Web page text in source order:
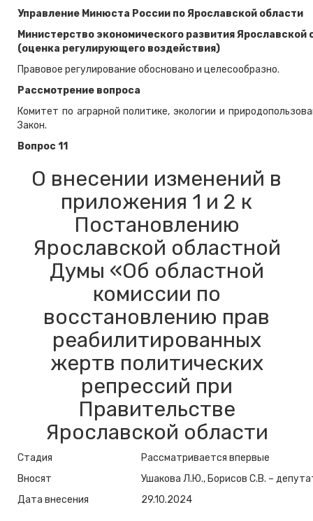
Управление Минюста России по Ярославской области
Министерство экономического развития Ярославской
(оценка регулирующего воздействия)
Правовое регулирование обосновано и целесообразно.
Рассмотрение вопроса
Комитет по аграрной политике, экологии и
Закон.
Вопрос 11
О внесении изменений в
приложения 1 и 2 к
Постановлению
Ярославской областной
Думы «Об областной
комиссии по
восстановлению прав
реабилитированных
жертв политических
репрессий при
Правительстве
Ярославской области
Стадия
Рассматривается впервые
Вносят
Ушакова Л.Ю., Борисов С.В. –
Дата внесения
29.10.2024